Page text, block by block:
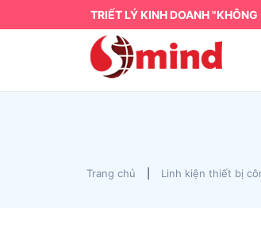
TRIẾT LÝ KINH DOANH
Trang chủ Linh kiện thiết bị